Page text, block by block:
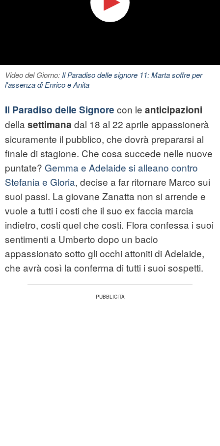
Video del Giorno:Il Paradiso delle signore 11: Marta soffre per
l'assenza di Enrico e Anita
Il Paradiso delle Signore con le anticipazioni
della settimana dal 18 al 22 aprile appassionerà
sicuramente il pubblico, che dovrà prepararsi al
finale di stagione. Che cosa succede nelle nuove
puntate? Gemma e Adelaide si alleano contro
Stefania e Gloria, decise a far ritornare Marco sui
suoi passi. La giovane Zanatta non si arrende e
vuole a tutti i costi che il suo ex faccia marcia
indietro, costi quel che costi. Flora confessa i suoi
sentimenti a Umberto dopo un bacio
appassionato sotto gli occhi attoniti di Adelaide,
che avrà così la conferma di tutti i suoi sospetti.